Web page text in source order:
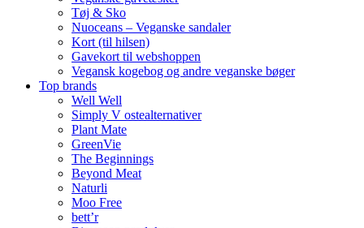
Tøj & Sko
Nuoceans – Veganske sandaler
Kort (til hilsen)
Gavekort til webshoppen
Vegansk kogebog og andre veganske bøger
Top brands
Well Well
Simply V ostealternativer
Plant Mate
GreenVie
The Beginnings
Beyond Meat
Naturli
Moo Free
bett’r